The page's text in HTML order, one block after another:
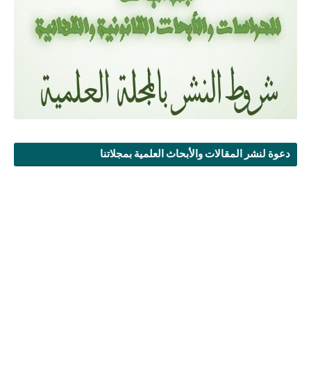
دعوة لنشر المقالات والأبحاث العلمية بمجلاتنا